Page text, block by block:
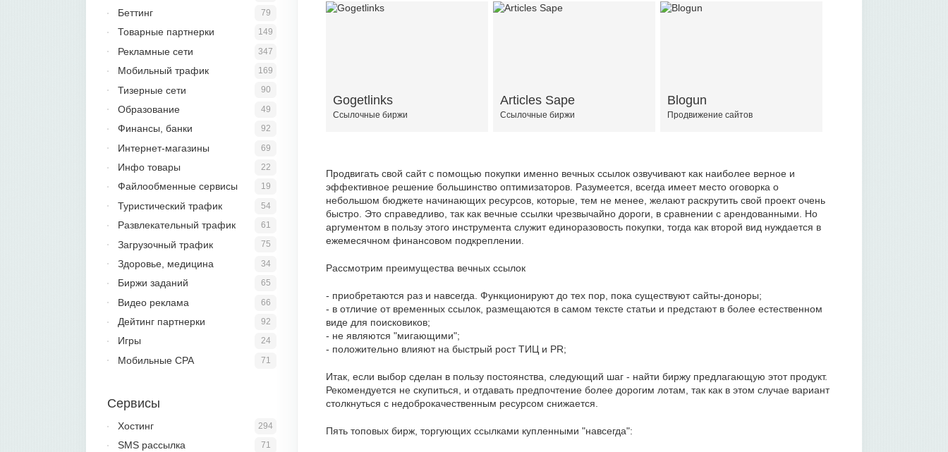
Gogetlinks
Ссылочные биржи
Articles Sape
Ссылочные биржи
Blogun
Продвижение сайтов
Продвигать свой сайт с помощью покупки именно вечных ссылок озвучивают как наиболее верное и
эффективное решение большинство оптимизаторов. Разумеется, всегда имеет место оговорка о
небольшом бюджете начинающих ресурсов, которые, тем не менее, желают раскрутить свой проект очень
быстро. Это справедливо, так как вечные ссылки чрезвычайно дороги, в сравнении с арендованными. Но
аргументом в пользу этого инструмента служит единоразовость покупки, тогда как второй вид нуждается в
ежемесячном финансовом подкреплении.
Рассмотрим преимущества вечных ссылок
- приобретаются раз и навсегда. Функционируют до тех пор, пока существуют сайты-доноры;
- в отличие от временных ссылок, размещаются в самом тексте статьи и предстают в более естественном
виде для поисковиков;
- не являются "мигающими";
- положительно влияют на быстрый рост ТИЦ и PR;
Итак, если выбор сделан в пользу постоянства, следующий шаг - найти биржу предлагающую этот продукт.
Рекомендуется не скупиться, и отдавать предпочтение более дорогим лотам, так как в этом случае вариант
столкнуться с недоброкачественным ресурсом снижается.
Пять топовых бирж, торгующих ссылками купленными "навсегда":
79
Беттинг
149
Товарные партнерки
347
Рекламные сети
169
Мобильный трафик
90
Тизерные сети
49
Образование
92
Финансы, банки
69
Интернет-магазины
22
Инфо товары
19
Файлообменные сервисы
54
Туристический трафик
61
Развлекательный трафик
75
Загрузочный трафик
34
Здоровье, медицина
65
Биржи заданий
66
Видео реклама
92
Дейтинг партнерки
24
Игры
71
Мобильные CPA
Сервисы
294
Хостинг
71
SMS рассылка